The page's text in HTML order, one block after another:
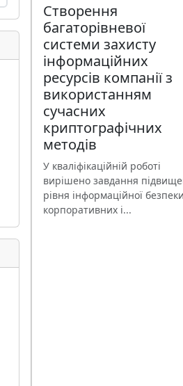
Створення
багаторівневої
системи захисту
інформаційних
ресурсів компанії з
використанням
сучасних
криптографічних
методів
У кваліфікаційній роботі
вирішено завдання
рівня інформаційної безпеки
корпоративних і...